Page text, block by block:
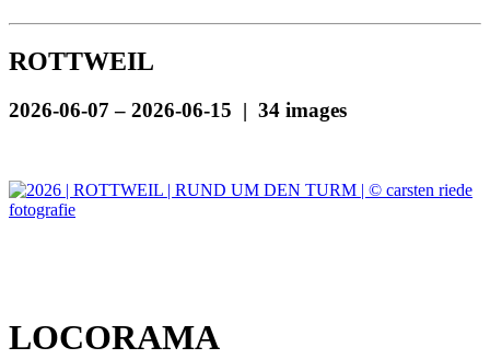
ROTTWEIL
2026-06-07 – 2026-06-15 | 34 images
LOCORAMA